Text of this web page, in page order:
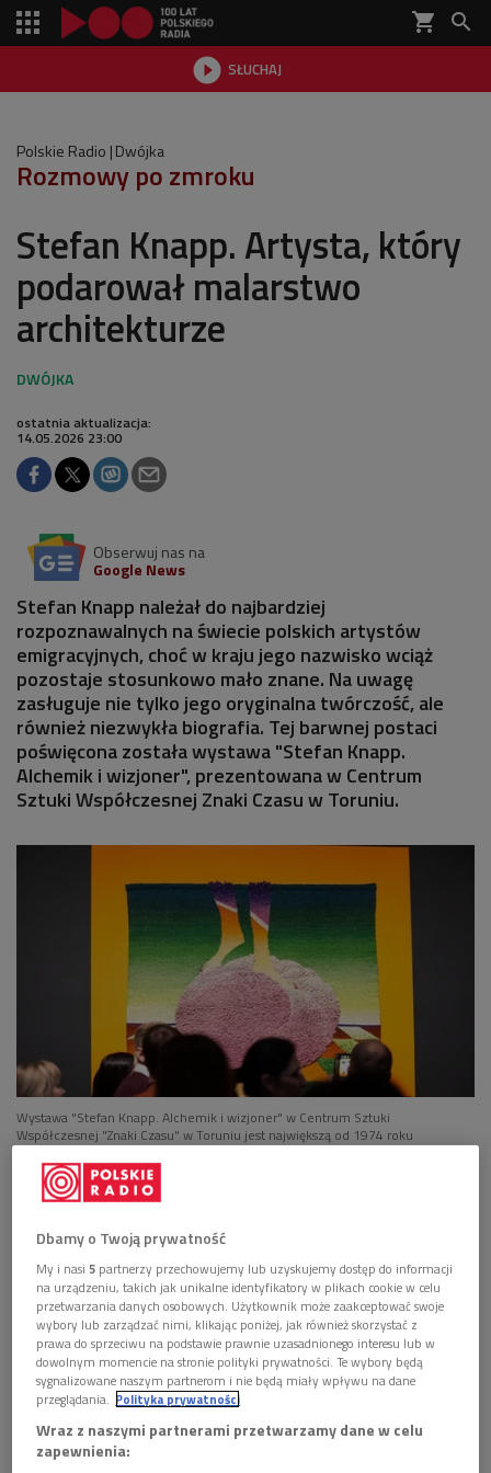
shopping_cart 
 SŁUCHAJ

Polskie Radio Dwójka
Rozmowy po zmroku
Stefan Knapp. Artysta, który
podarował malarstwo
architekturze
ostatnia aktualizacja:
14.05.2026 23:00
Obserwuj nas na
Google News
Stefan Knapp należał do najbardziej
rozpoznawalnych na świecie polskich artystów
emigracyjnych, choć w kraju jego nazwisko wciąż
pozostaje stosunkowo mało znane. Na uwagę
zasługuje nie tylko jego oryginalna twórczość, ale
również niezwykła biografia. Tej barwnej postaci
poświęcona została wystawa "Stefan Knapp.
Alchemik i wizjoner", prezentowana w Centrum
Sztuki Współczesnej Znaki Czasu w Toruniu.
Wystawa "Stefan Knapp. Alchemik i wizjoner" w Centrum Sztuki
Współczesnej "Znaki Czasu" w Toruniu jest największą od 1974 roku
prezentacją twórczości artysty Foto: PAP/Tytus Żmijewski
Wysłuchaj audycji "Rozmowy po zmroku"<<<
Stefan Knappurodził się w 1921 roku w Biłgoraju.
Dzieciństwo i młodość spędził między rodzinnym miastem a
Lwowem. Jego życie dramatycznie zmieniła wojna. Jako
dziewiętnastolatek został skazany na katorgę w sowieckich
łagrach, gdzie w skrajnie trudnych warunkach pracował przy
budowie kolei. Po zwolnieniu z obozu trafił do Armia Andersa,
a później do brytyjskiego lotnictwa Royal Air Force, gdzie
służył jako pilot myśliwca.
Dbamy o Twoją prywatność
My i nasi5 partnerzy przechowujemy lub uzyskujemy dostęp do informacji
na urządzeniu, takich jak unikalne identyfikatory w plikach cookie w celu
przetwarzania danych osobowych. Użytkownik może zaakceptować swoje
wybory lub zarządzać nimi, klikając poniżej, jak również skorzystać z
prawa do sprzeciwu na podstawie prawnie uzasadnionego interesu lub w
dowolnym momencie na stronie polityki prywatności. Te wybory będą
sygnalizowane naszym partnerom i nie będą miały wpływu na dane
przeglądania. Polityka prywatności
Wraz z naszymi partnerami przetwarzamy dane w celu
zapewnienia: